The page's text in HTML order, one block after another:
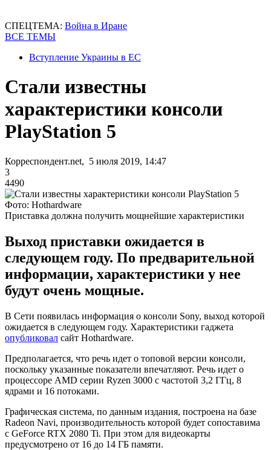
СПЕЦТЕМА: Война в Иране
ВСЕ ТЕМЫ
Вступление Украины в ЕС
Стали известны
характеристики консоли
PlayStation 5
Корреспондент.net, 5 июля 2019, 14:47
3
4490
Фото: Hothardware
Приставка должна получить мощнейшие характеристики
Выход приставки ожидается в
следующем году. По предварительной
информации, характеристики у нее
будут очень мощные.
В Сети появилась информация о консоли Sony, выход которой
ожидается в следующем году. Характеристики гаджета
опубликовал сайт Hothardware.
Предполагается, что речь идет о топовой версии консоли,
поскольку указанные показатели впечатляют. Речь идет о
процессоре AMD серии Ryzen 3000 с частотой 3,2 ГГц, 8
ядрами и 16 потоками.
Графическая система, по данным издания, построена на базе
Radeon Navi, производительность которой будет сопоставима
с GeForce RTX 2080 Ti. При этом для видеокарты
предусмотрено от 16 до 14 ГБ памяти.